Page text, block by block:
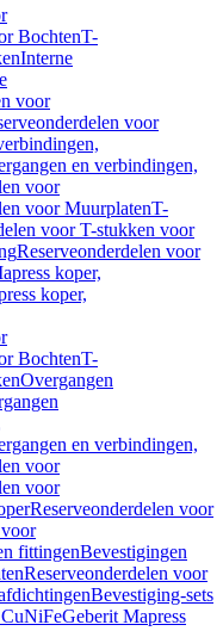
BochtenT-
Interne
voor
voor
en verbindingen,
voor
voor MuurplatenT-
voor T-stukken voor
Reserveonderdelen voor
koper,
koper,
BochtenT-
Overgangen
en verbindingen,
voor
voor
Reserveonderdelen voor
fittingenBevestigingen
Reserveonderdelen voor
Bevestiging-sets
Geberit Mapress